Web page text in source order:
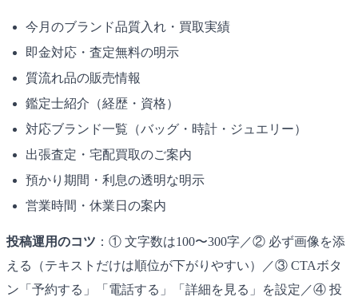
今月のブランド品質入れ・買取実績
即金対応・査定無料の明示
質流れ品の販売情報
鑑定士紹介（経歴・資格）
対応ブランド一覧（バッグ・時計・ジュエリー）
出張査定・宅配買取のご案内
預かり期間・利息の透明な明示
営業時間・休業日の案内
投稿運用のコツ ：① 文字数は100〜300字／② 必ず画像を添
える（テキストだけは順位が下がりやすい）／③ CTAボタ
ン「予約する」「電話する」「詳細を見る」を設定／④ 投